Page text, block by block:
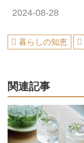
2024-08-28
暮らしの知恵
関連記事